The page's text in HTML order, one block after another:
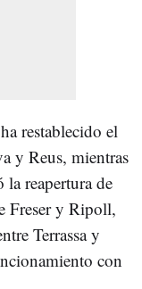
restablecido el
y Reus, mientras
la reapertura de
Freser y Ripoll,
Terrassa y
con